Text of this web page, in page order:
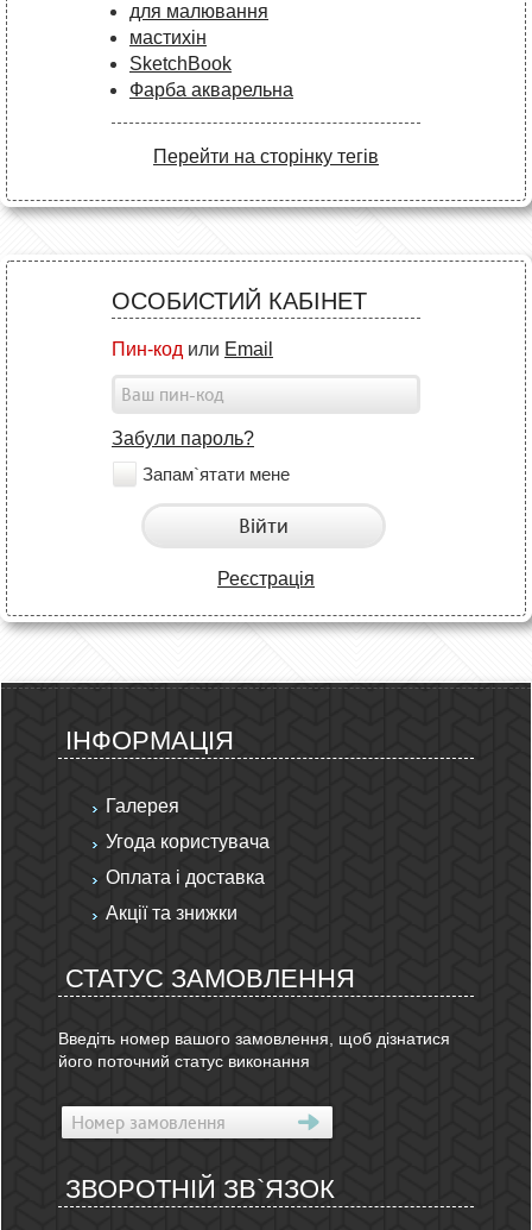
для малювання
мастихін
SketchBook
Фарба акварельна
Перейти на сторінку тегів
ОСОБИСТИЙ КАБІНЕТ
Пин-код или Email
Забули пароль?
Запам`ятати мене
Війти
Реєстрація
ІНФОРМАЦІЯ
Галерея
Угода користувача
Оплата і доставка
Акції та знижки
СТАТУС ЗАМОВЛЕННЯ
Введіть номер вашого замовлення, щоб дізнатися
його поточний статус виконання
ЗВОРОТНІЙ ЗВ`ЯЗОК